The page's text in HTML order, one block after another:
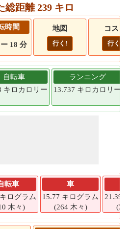
総距離 239 キロ
時間
18 分
地図
行く!
コスト
行く!
自転車
キロカロリー
ランニング
13.737 キロカロリー
転車
ログラム
木々)
車
15.77 キログラム
(264 木々)
21.39